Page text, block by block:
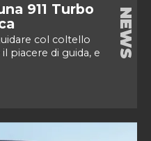
911 Turbo
col coltello
piacere di guida, e
NEWS